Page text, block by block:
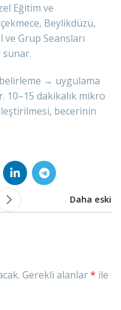
Eğitim ve
Beylikdüzü,
Grup Seansları
sunar.
→ uygulama
dakikalık mikro
becerinin
Daha eski
Gerekli alanlar* ile